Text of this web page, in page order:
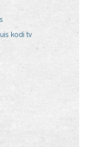
kodi tv